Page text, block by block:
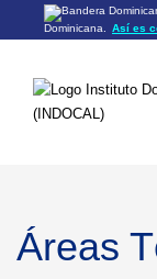
Dominicana.
Así es
Los sitios
Los sitios
HTTPS
Áreas